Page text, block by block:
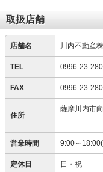
取扱店舗
店舗名 川内不動産
TEL 0996-23-
FAX 0996-23-
住所
薩摩川内市
営業時間 9:00～18:00(
定休日 日・祝